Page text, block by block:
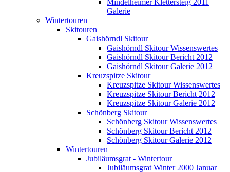
Mindelheimer Klettersteig 2011
Galerie
Wintertouren
Skitouren
Gaishörndl Skitour
Gaishörndl Skitour Wissenswertes
Gaishörndl Skitour Bericht 2012
Gaishörndl Skitour Galerie 2012
Kreuzspitze Skitour
Kreuzspitze Skitour Wissenswertes
Kreuzspitze Skitour Bericht 2012
Kreuzspitze Skitour Galerie 2012
Schönberg Skitour
Schönberg Skitour Wissenswertes
Schönberg Skitour Bericht 2012
Schönberg Skitour Galerie 2012
Wintertouren
Jubiläumsgrat - Wintertour
Jubiläumsgrat Winter 2000 Januar